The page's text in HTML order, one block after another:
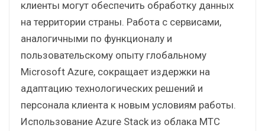
клиенты могут обеспечить обработку данных
на территории страны. Работа с сервисами,
аналогичными по функционалу и
пользовательскому опыту глобальному
Microsoft Azure, сокращает издержки на
адаптацию технологических решений и
персонала клиента к новым условиям работы.
Использование Azure Stack из облака МТС